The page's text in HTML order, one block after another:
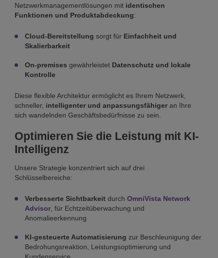
Netzwerkmanagementlösungen mit identischen
Funktionen und Produktabdeckung:
Cloud-Bereitstellung sorgt für Einfachheit und
Skalierbarkeit
On-premises gewährleistet Datenschutz und lokale
Kontrolle
Diese flexible Architektur ermöglicht es Ihrem Netzwerk,
schneller, intelligenter und anpassungsfähiger an Ihre
sich wandelnden Geschäftsbedürfnisse zu sein.
Optimieren Sie die Leistung mit KI-
Intelligenz
Unsere Strategie konzentriert sich auf drei
Schlüsselbereiche:
Verbesserte Sichtbarkeit durch OmniVista Network
Advisor , für Echtzeitüberwachung und
Anomalieerkennung
KI-gesteuerte Automatisierung zur Beschleunigung der
Bedrohungsreaktion, Leistungsoptimierung und